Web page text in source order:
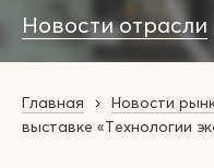
Новости отрасли
Главная Новости
выставке «Технологии